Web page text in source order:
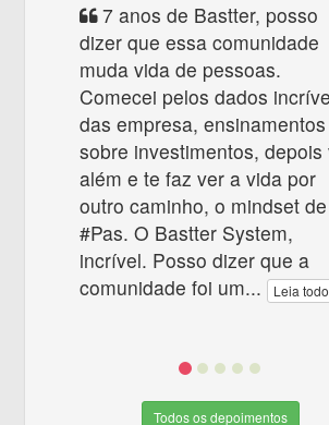
7 anos de Bastter, posso
dizer que essa comunidade
muda vida de pessoas.
Comecei pelos dados
das empresa, ensinamentos
sobre investimentos, depois
além e te faz ver a vida por
outro caminho, o mindset de
#Pas. O Bastter System,
incrível. Posso dizer que a
comunidade foi um... Leia todo
Todos os depoimentos